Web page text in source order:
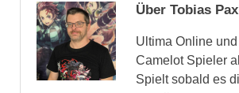
Über Tobias
Ultima Online
Camelot Spieler
Spielt sobald es